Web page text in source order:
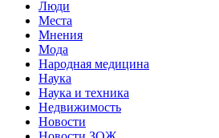
Люди
Места
Мнения
Мода
Народная медицина
Наука
Наука и техника
Недвижимость
Новости